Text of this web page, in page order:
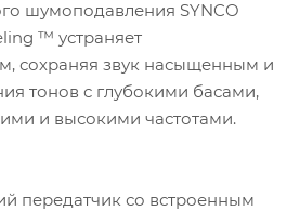
шумоподавления SYNCO
™ устраняет
сохраняя звук насыщенным и
тонов с глубокими басами,
и высокими частотами.
передатчик со встроенным